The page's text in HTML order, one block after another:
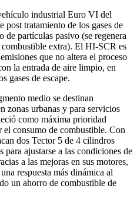
industrial Euro VI del
post tratamiento de los gases de
partículas pasivo (se regenera
extra). El HI-SCR es
que no altera el proceso
la entrada de aire limpio, en
gases de escape.
medio se destinan
zonas urbanas y para servicios
como máxima prioridad
el consumo de combustible. Con
dos Tector 5 de 4 cilindros
ajustarse a las condiciones de
a las mejoras en sus motores,
respuesta más dinámica al
un ahorro de combustible de